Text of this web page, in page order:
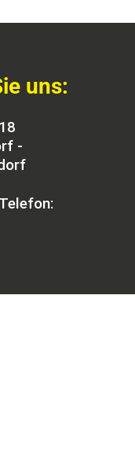
uns:
-